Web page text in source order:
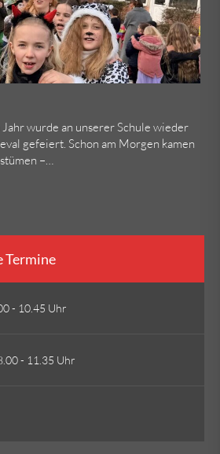
wurde an unserer Schule wieder
gefeiert. Schon am Morgen kamen
–…
Termine
- 10.45 Uhr
- 11.35 Uhr